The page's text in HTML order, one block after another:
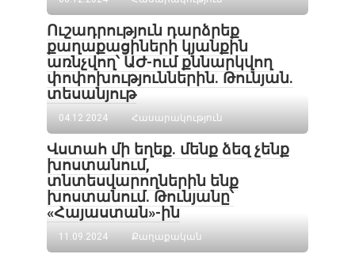
Ուշադրություն դարձրեք
քաղաքացիների կյանքին
առնչվող՝ ԱԺ-ում քննարկվող
փոփոխություններին․ Թունյան.
տեսանյութ
04.12.2024 Հասարակություն
Վստահ մի եղեք. մենք ձեզ չենք
խոստանում,
տնտեսվարողներին ենք
խոստանում. Թունյանը՝
«Հայաստան»-ին
11.09.2024 Քաղաքական